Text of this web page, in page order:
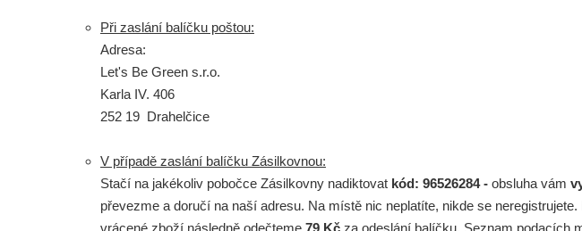
Při zaslání balíčku poštou:
Adresa:
Let's Be Green s.r.o.
Karla IV. 406
252 19 Drahelčice
V případě zaslání balíčku Zásilkovnou:
Stačí na jakékoliv pobočce Zásilkovny nadiktovatkód: 96526284 - obsluha vám
převezme a doručí na naší adresu. Na místě nic neplatíte, nikde se